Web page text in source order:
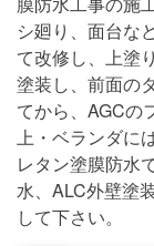
シ廻り、面台な
て改修し、上塗
塗装し、前面の
てから、AGCの
上・ベランダに
レタン塗膜防水
水、ALC外壁塗
して下さい。